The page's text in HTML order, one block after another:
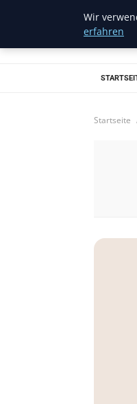
Startseite
Wir
erfahren